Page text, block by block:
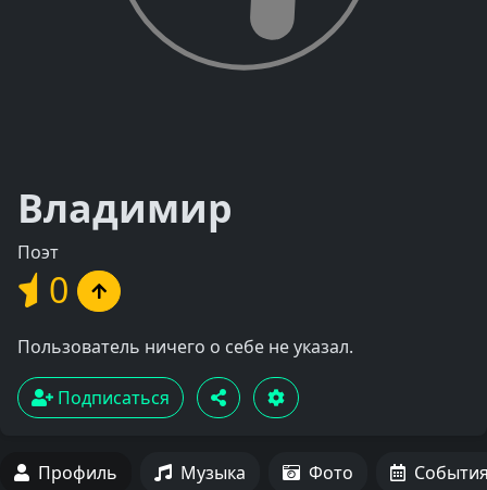
Владимир
Поэт
0
Пользователь ничего о себе не указал.
Подписаться
Профиль Музыка Фото